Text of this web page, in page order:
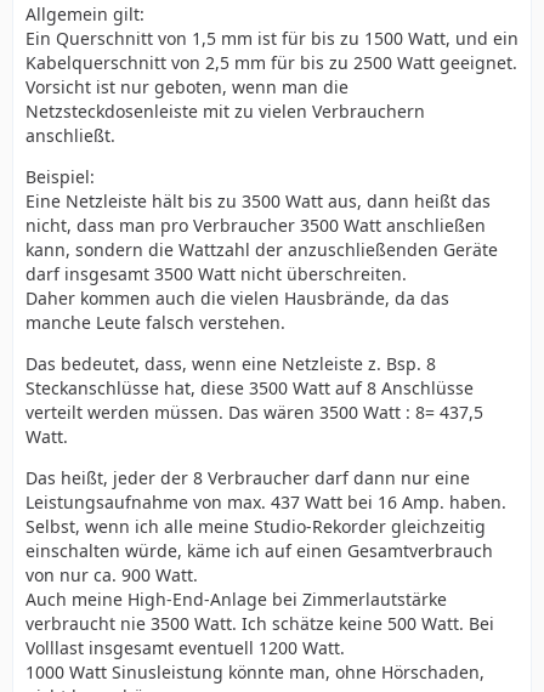
Allgemein gilt:
Ein Querschnitt von 1,5 mm ist für bis zu 1500 Watt, und ein
Kabelquerschnitt von 2,5 mm für bis zu 2500 Watt geeignet.
Vorsicht ist nur geboten, wenn man die
Netzsteckdosenleiste mit zu vielen Verbrauchern
anschließt.
Beispiel:
Eine Netzleiste hält bis zu 3500 Watt aus, dann heißt das
nicht, dass man pro Verbraucher 3500 Watt anschließen
kann, sondern die Wattzahl der anzuschließenden Geräte
darf insgesamt 3500 Watt nicht überschreiten.
Daher kommen auch die vielen Hausbrände, da das
manche Leute falsch verstehen.
Das bedeutet, dass, wenn eine Netzleiste z. Bsp. 8
Steckanschlüsse hat, diese 3500 Watt auf 8 Anschlüsse
verteilt werden müssen. Das wären 3500 Watt : 8= 437,5
Watt.
Das heißt, jeder der 8 Verbraucher darf dann nur eine
Leistungsaufnahme von max. 437 Watt bei 16 Amp. haben.
Selbst, wenn ich alle meine Studio-Rekorder gleichzeitig
einschalten würde, käme ich auf einen Gesamtverbrauch
von nur ca. 900 Watt.
Auch meine High-End-Anlage bei Zimmerlautstärke
verbraucht nie 3500 Watt. Ich schätze keine 500 Watt. Bei
Volllast insgesamt eventuell 1200 Watt.
1000 Watt Sinusleistung könnte man, ohne Hörschaden,